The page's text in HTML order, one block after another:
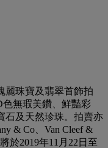
麗珠寶及翡翠首飾拍
無瑕美鑽、鮮豔彩
石及天然珍珠。拍賣亦
& Co、Van Cleef &
於2019年11月22日至